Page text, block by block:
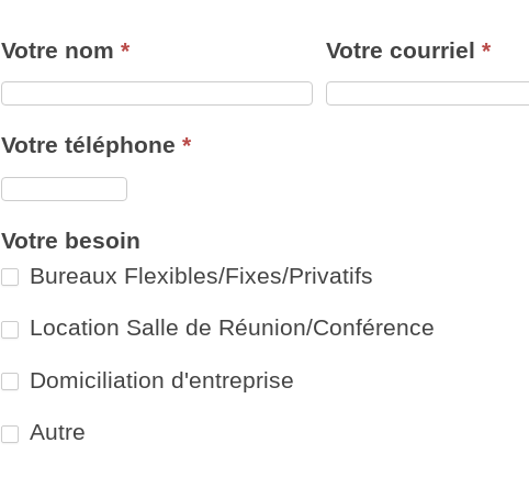
Votre nom * Votre courriel *
Votre téléphone *
Votre besoin
Bureaux Flexibles/Fixes/Privatifs
Location Salle de Réunion/Conférence
Domiciliation d'entreprise
Autre